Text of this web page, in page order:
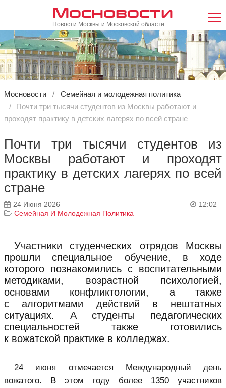
Мосновости
Новости Москвы и Московской области
Мосновости
Семейная и молодежная политика
Почти три тысячи студентов из Москвы работают и
проходят практику в детских лагерях по всей стране
Почти три тысячи студентов из
Москвы работают и проходят
практику в детских лагерях по всей
стране
24 Июня 2026
12:02
Семейная И Молодежная Политика
Участники студенческих отрядов Москвы
прошли специальное обучение, в ходе
которого познакомились с воспитательными
методиками, возрастной психологией,
основами конфликтологии, а также
с алгоритмами действий в нештатных
ситуациях. А студенты педагогических
специальностей также готовились
к вожатской практике в колледжах.
24 июня отмечается Международный день
вожатого. В этом году более 1350 участников